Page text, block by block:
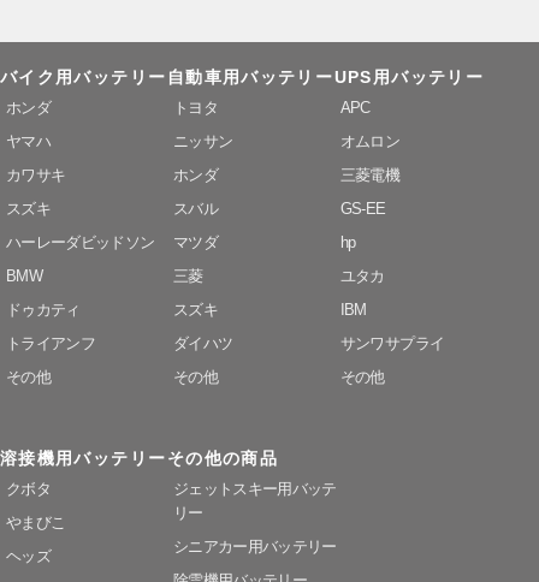
バイク用バッテリー
ホンダ
ヤマハ
カワサキ
スズキ
ハーレーダビッドソン
BMW
ドゥカティ
トライアンフ
その他
自動車用バッテリー
トヨタ
ニッサン
ホンダ
スバル
マツダ
三菱
スズキ
ダイハツ
その他
UPS用バッテリー
APC
オムロン
三菱電機
GS-EE
hp
ユタカ
IBM
サンワサプライ
その他
溶接機用バッテリー
クボタ
やまびこ
ヘッズ
その他の商品
ジェットスキー用バッテ
リー
シニアカー用バッテリー